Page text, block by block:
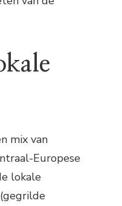
mix van
Europese
lokale